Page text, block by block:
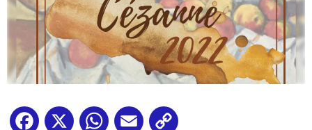
Facebook
X WhatsApp
Email